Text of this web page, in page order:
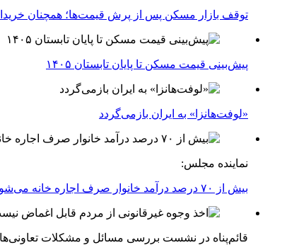
توقف بازار مسکن پس از پرش قیمت‌ها؛ همچنان
پیش‌بینی قیمت مسکن تا پایان تابستان ۱۴۰۵
«لوفت‌هانزا» به ایران بازمی‌گردد
نماینده مجلس:
بیش از ۷۰ درصد درآمد خانوار صرف اجاره خانه می‌شود
قائم‌پناه در نشست بررسی مسائل و مشکلات